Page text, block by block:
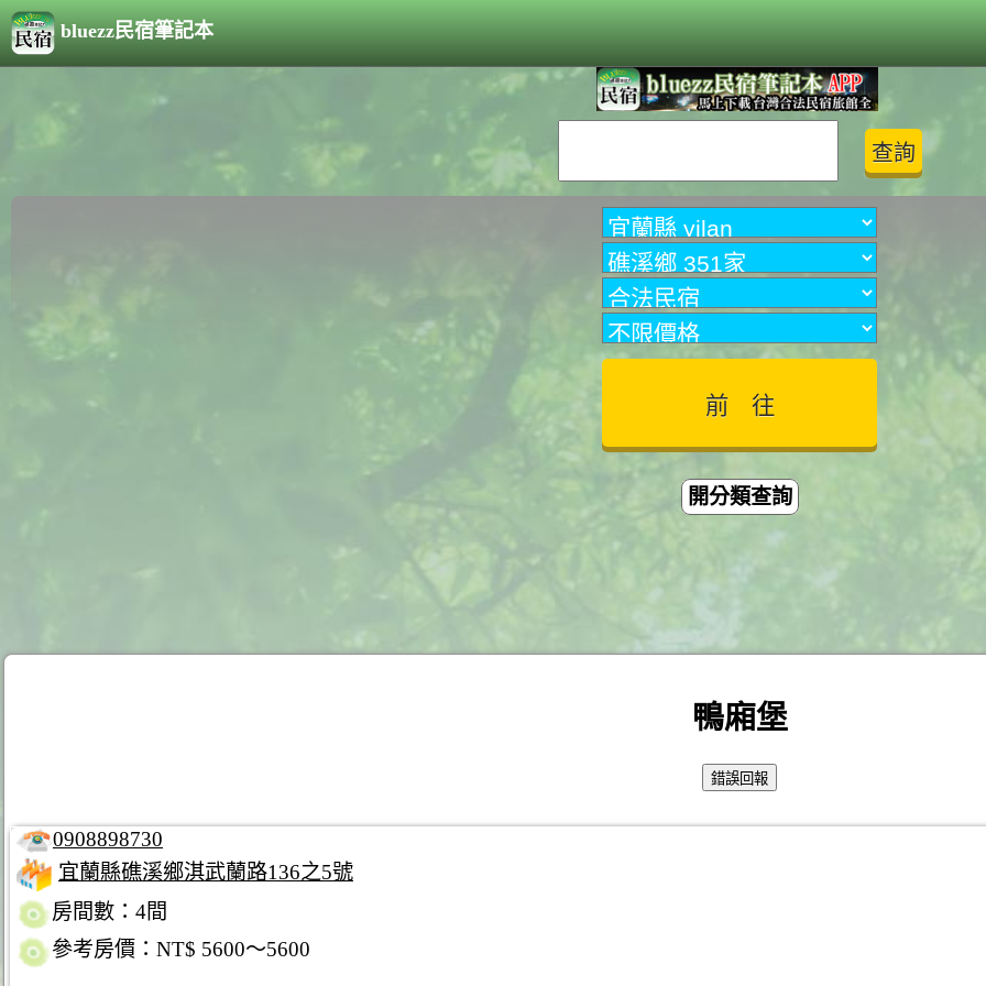
bluezz民宿筆記本
開分類查詢
鴨廂堡
0908898730
宜蘭縣礁溪鄉淇武蘭路136之5號
房間數：4間
參考房價：NT$ 5600～5600